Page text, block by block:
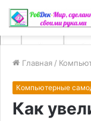
Главная /
Компьютерные
Как